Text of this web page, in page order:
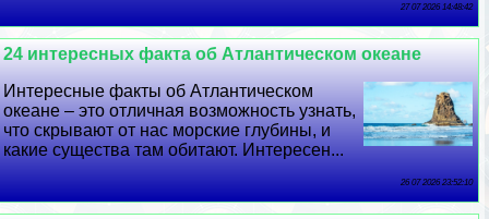
27 07 2026 14:48:42
24 интересных факта об Атлантическом океане
Интересные факты об Атлантическом
океане – это отличная возможность узнать,
что скрывают от нас морские глубины, и
какие существа там обитают. Интересен...
26 07 2026 23:52:10